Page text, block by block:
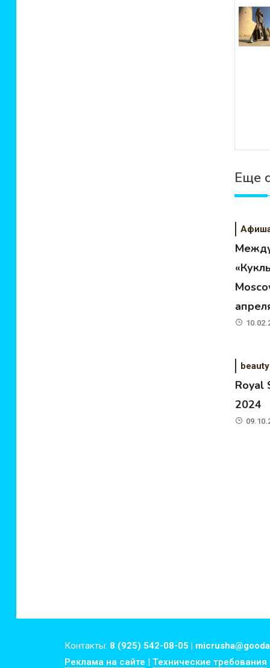
Еще
Royal
2024
Контакты: 8 (925) 542-08-05 |
Реклама на сайте | Технические требования